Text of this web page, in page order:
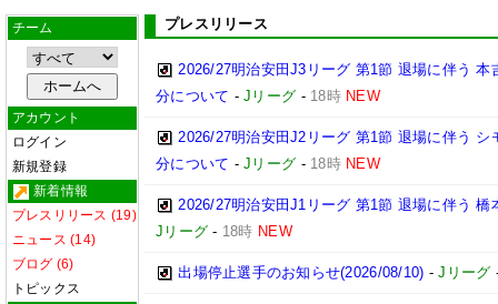
チーム
アカウント
ログイン
新規登録
新着情報
プレスリリース (19)
ニュース (14)
ブログ (6)
トピックス
プレスリリース
2026/27明治安田J3リーグ 第1節 退場に伴う
分について -Jリーグ - 18時 NEW
2026/27明治安田J2リーグ 第1節 退場に伴う
分について -Jリーグ - 18時 NEW
2026/27明治安田J1リーグ 第1節 退場に伴う
Jリーグ - 18時 NEW
出場停止選手のお知らせ(2026/08/10) -Jリーグ